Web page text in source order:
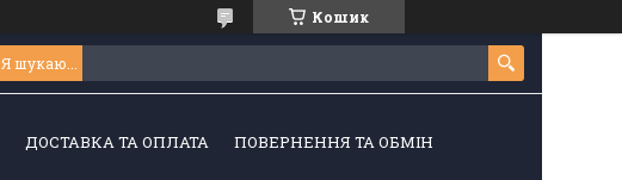
Кошик
ДОСТАВКА ТА ОПЛАТА ПОВЕРНЕННЯ ТА ОБМІН